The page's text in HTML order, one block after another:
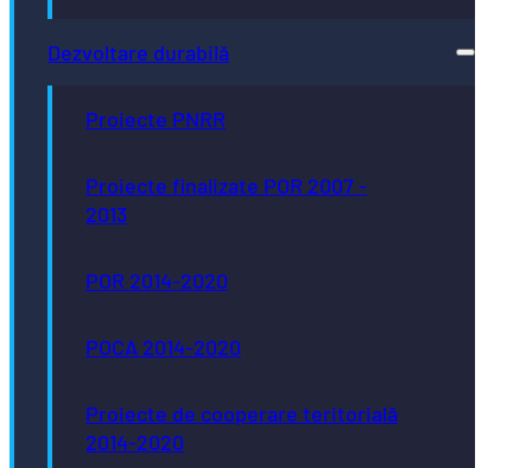
Dezvoltare durabilă
Proiecte PNRR
Proiecte finalizate POR 2007 -
2013
POR 2014-2020
POCA 2014-2020
Proiecte de cooperare teritorială
2014-2020